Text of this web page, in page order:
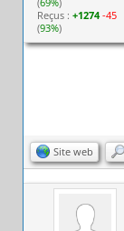
Reçus :+1274 -45
(93%)
Site web